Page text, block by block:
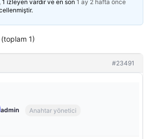
izleyen vardır ve en son 1 ay 2 hafta önce
1)
#23491
admin Anahtar yönetici